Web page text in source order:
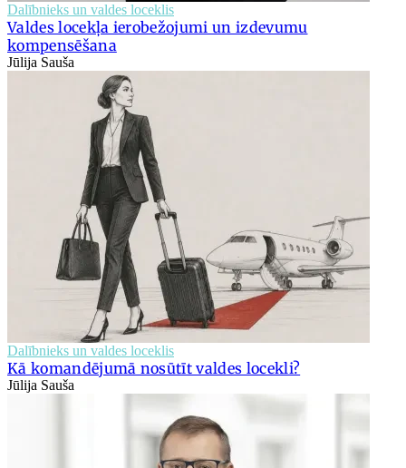
Dalībnieks un valdes loceklis
Valdes locekļa ierobežojumi un izdevumu
kompensēšana
Jūlija Sauša
Dalībnieks un valdes loceklis
Kā komandējumā nosūtīt valdes locekli?
Jūlija Sauša